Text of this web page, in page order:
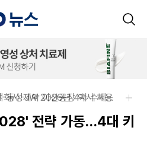
제이더블유홀딩스주식회사-JW 2026년 4차 수시채용
동성제약 아산공장 약사 채용
전략 가동…4대 키